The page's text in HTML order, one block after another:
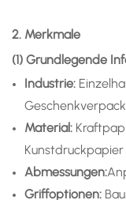
2. Merkmale
(1) Grundlegende
Industrie:
Material:
Abmessungen:
Griffoptionen: